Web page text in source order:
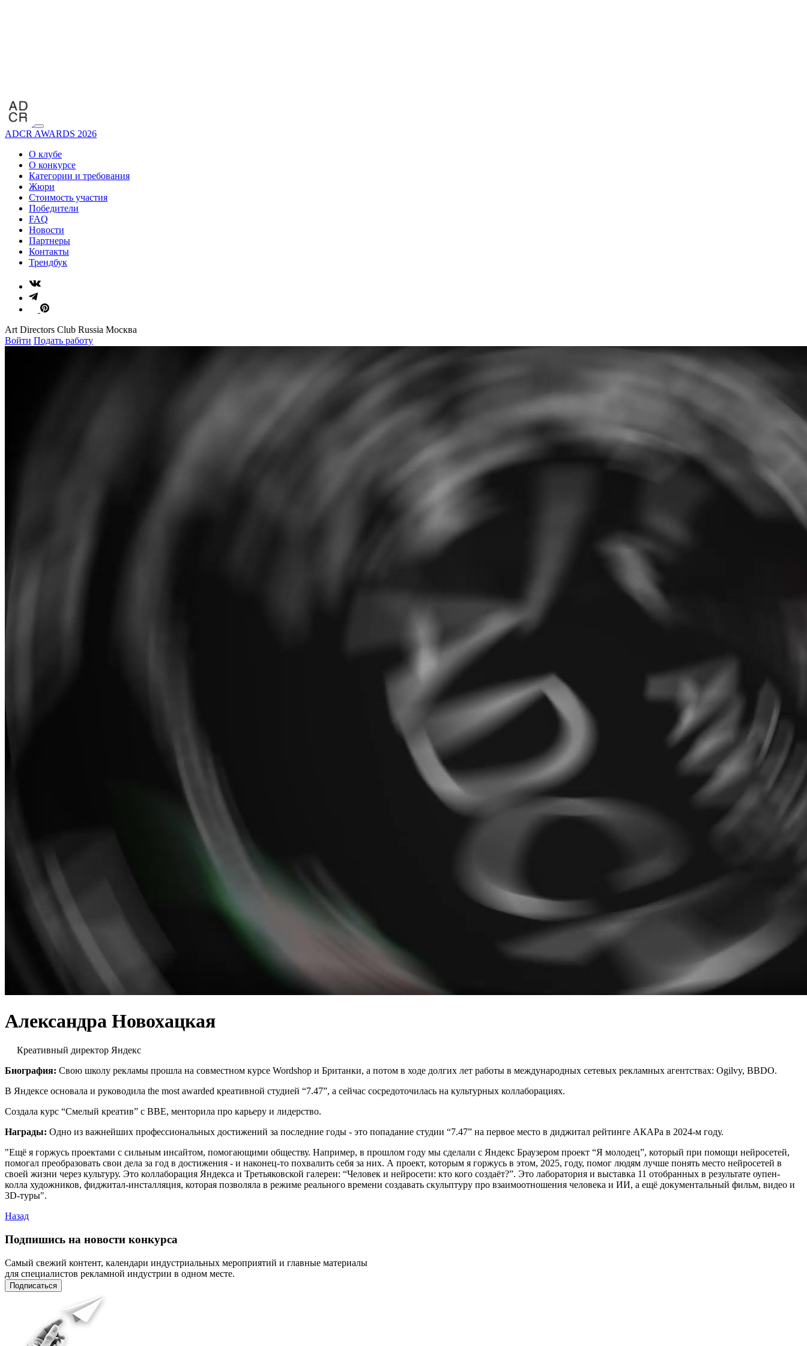
ADCR AWARDS 2026
О клубе
О конкурсе
Категории и требования
Жюри
Стоимость участия
Победители
FAQ
Новости
Партнеры
Контакты
Трендбук
Art Directors Club Russia Москва
Войти Подать работу
Александра Новохацкая
Креативный директор Яндекс
Биография: Свою школу рекламы прошла на совместном курсе Wordshop и Британки, а потом в ходе долгих лет работы в международных сетевых рекламных агентствах: Ogilvy, BBDO.
В Яндексе основала и руководила the most awarded креативной студией “7.47”, а сейчас сосредоточилась на культурных коллаборациях.
Создала курс “Смелый креатив” с BBE, менторила про карьеру и лидерство.
Награды: Одно из важнейших профессиональных достижений за последние годы - это попадание студии “7.47” на первое место в диджитал рейтинге АКАРа в 2024-м году.
"Ещё я горжусь проектами с сильным инсайтом, помогающими обществу. Например, в прошлом году мы сделали с Яндекс Браузером проект “Я молодец”, который при помощи нейросетей,
помогал преобразовать свои дела за год в достижения - и наконец-то похвалить себя за них. А проект, которым я горжусь в этом, 2025, году, помог людям лучше понять место нейросетей в
своей жизни через культуру. Это коллаборация Яндекса и Третьяковской галереи: “Человек и нейросети: кто кого создаёт?”. Это лаборатория и выставка 11 отобранных в результате оупен-
колла художников, фиджитал-инсталляция, которая позволяла в режиме реального времени создавать скульптуру про взаимоотношения человека и ИИ, а ещё документальный фильм, видео и
3D-туры".
Назад
Подпишись на новости конкурса
Самый свежий контент, календари индустриальных мероприятий и главные материалы
для специалистов рекламной индустрии в одном месте.
Подписаться